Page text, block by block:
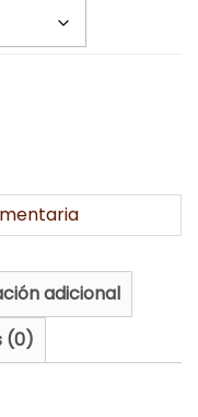
adicional
(0)